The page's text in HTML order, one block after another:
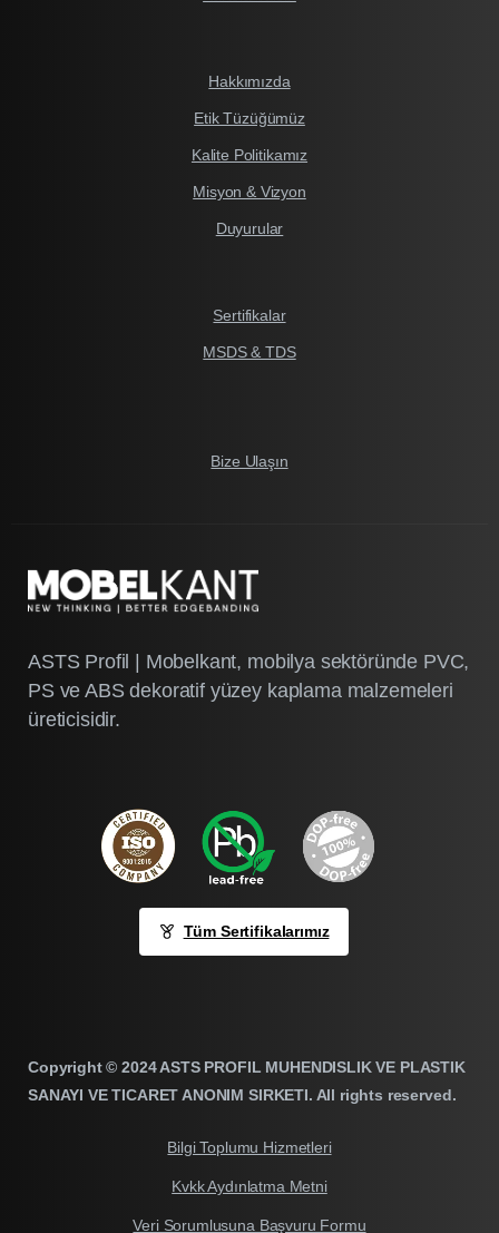
Hakkımızda
Etik Tüzüğümüz
Kalite Politikamız
Misyon & Vizyon
Duyurular
Sertifikalar
MSDS & TDS
Bize Ulaşın
ASTS Profil | Mobelkant, mobilya sektöründe PVC,
PS ve ABS dekoratif yüzey kaplama malzemeleri
üreticisidir.
Tüm Sertifikalarımız
Copyright © 2024 ASTS PROFIL MUHENDISLIK VE PLASTIK
SANAYI VE TICARET ANONIM SIRKETI. All rights reserved.
Bilgi Toplumu Hizmetleri
Kvkk Aydınlatma Metni
Veri Sorumlusuna Başvuru Formu